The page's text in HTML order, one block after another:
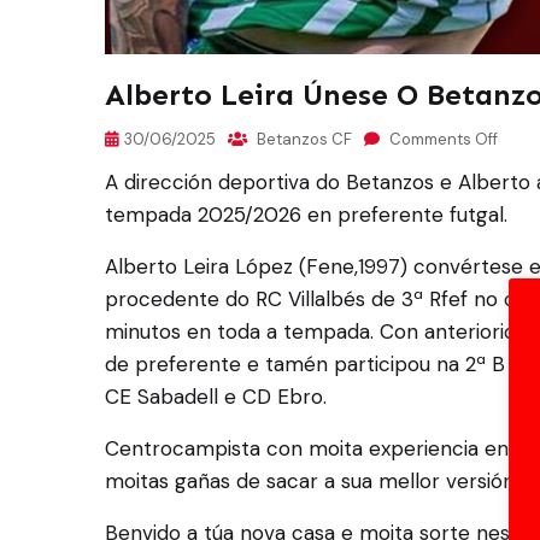
Alberto Leira Únese O
30/06/2025 Betanzos CF Comments Off
A dirección deportiva do Betanzos e
tempada 2025/2026 en preferente futgal.
Alberto Leira López (Fene,1997) convértese
procedente do RC Villalbés de 3ª Rfef no
minutos en toda a tempada. Con
de preferente e tamén participou na 2ª B en
CE Sabadell e CD Ebro.
Centrocampista con moita experiencia en
moitas gañas de sacar a sua mellor versión
Benvido a túa nova casa e moita sorte nesta